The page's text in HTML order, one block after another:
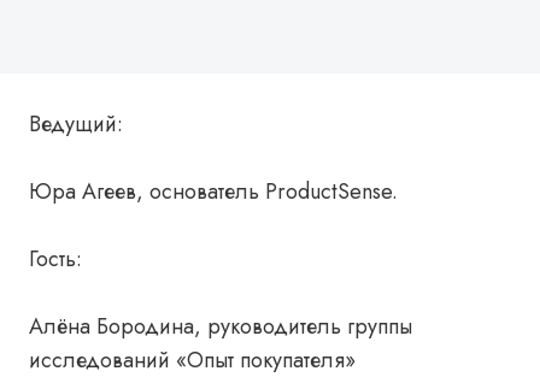
Ведущий:
Юра Агеев, основатель ProductSense.
Гость:
Алёна Бородина, руководитель группы
исследований «Опыт покупателя»